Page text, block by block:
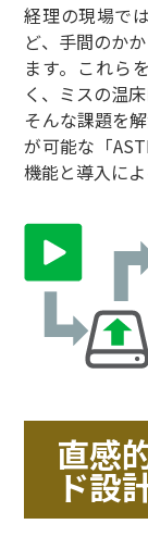
経理の現場で
ど、手間のか
ます。これら
く、ミスの温床
そんな課題を
が可能な「
機能と導入に
直感
ド設